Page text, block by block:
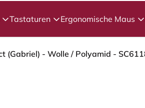
Tastaturen Ergonomische Maus